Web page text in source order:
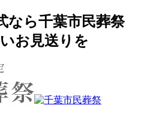
なら千葉市民葬祭
お見送りを